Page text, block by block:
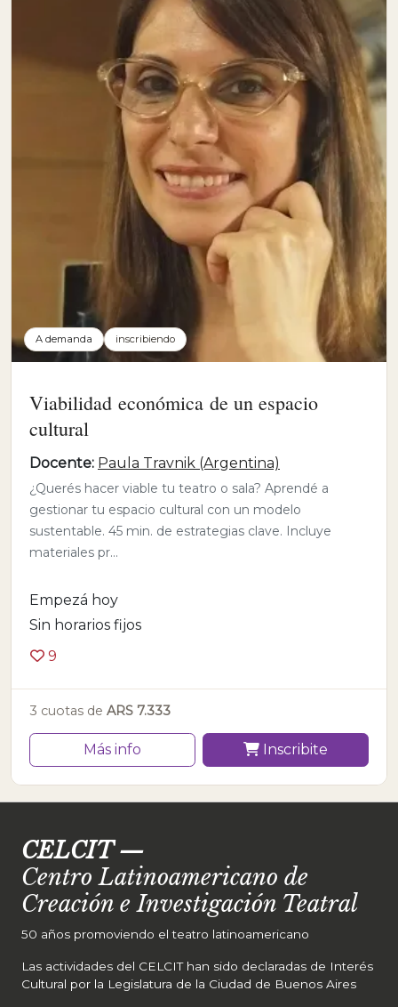
A demanda inscribiendo
Viabilidad económica de un espacio
cultural
Docente: Paula Travnik (Argentina)
¿Querés hacer viable tu teatro o sala? Aprendé a
gestionar tu espacio cultural con un modelo
sustentable. 45 min. de estrategias clave. Incluye
materiales pr...
Empezá hoy
Sin horarios fijos
9
3 cuotas de ARS 7.333
Más info Inscribite
CELCIT—
Centro Latinoamericano de
Creación e Investigación Teatral
50 años promoviendo el teatro latinoamericano
Las actividades del CELCIT han sido declaradas de Interés
Cultural por la Legislatura de la Ciudad de Buenos Aires